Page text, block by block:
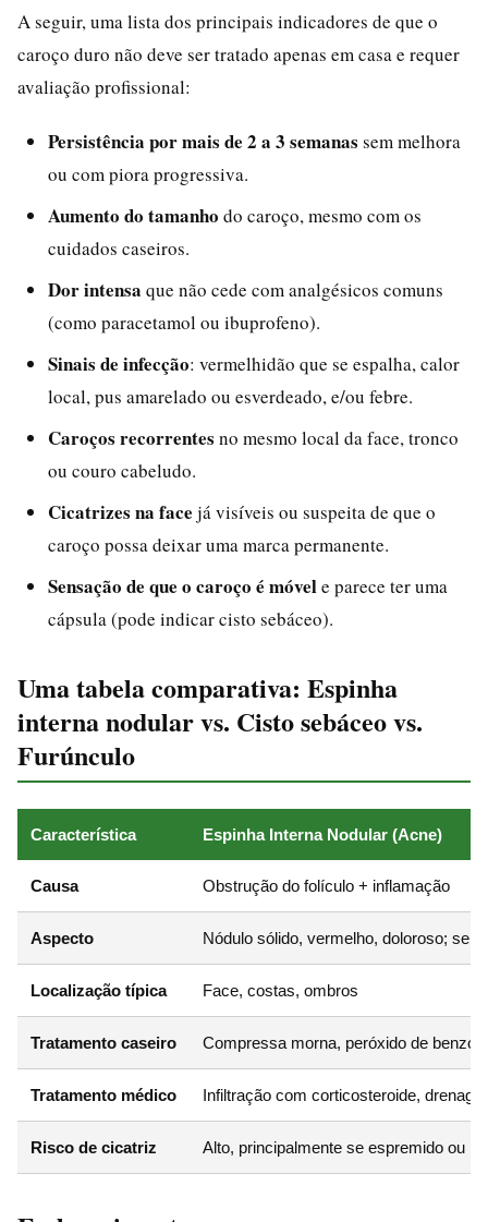
A seguir, uma lista dos principais indicadores de que o
caroço duro não deve ser tratado apenas em casa e requer
avaliação profissional:
Persistência por mais de 2 a 3 semanas sem melhora
ou com piora progressiva.
Aumento do tamanho do caroço, mesmo com os
cuidados caseiros.
Dor intensa que não cede com analgésicos comuns
(como paracetamol ou ibuprofeno).
Sinais de infecção: vermelhidão que se espalha, calor
local, pus amarelado ou esverdeado, e/ou febre.
Caroços recorrentes no mesmo local da face, tronco
ou couro cabeludo.
Cicatrizes na face já visíveis ou suspeita de que o
caroço possa deixar uma marca permanente.
Sensação de que o caroço é móvele parece ter uma
cápsula (pode indicar cisto sebáceo).
Uma tabela comparativa: Espinha
interna nodular vs. Cisto sebáceo vs.
Furúnculo
Característica Espinha Interna Nodular (Acne)
Causa Obstrução do folículo + inflamação
Aspecto Nódulo sólido, vermelho, doloroso;
Localização típica Face, costas, ombros
Tratamento caseiro Compressa morna, peróxido de
Tratamento médico Infiltração com corticosteroide,
Risco de cicatriz Alto, principalmente se espremido ou